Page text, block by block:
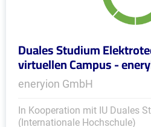
Duales Studium
virtuellen Campus -
eneryion GmbH
In Kooperation mit IU Duales
(Internationale Hochschule)